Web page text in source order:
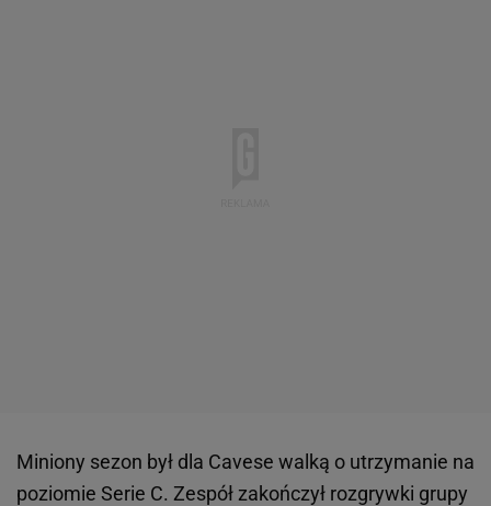
Miniony sezon był dla Cavese walką o utrzymanie na
poziomie Serie C. Zespół zakończył rozgrywki grupy